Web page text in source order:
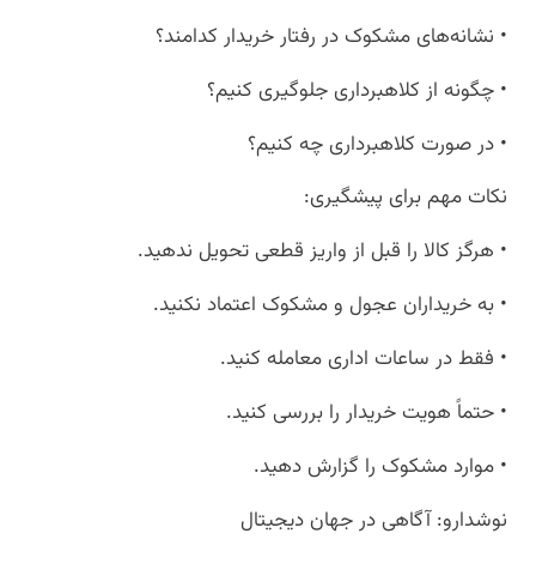
• نشانه‌های مشکوک در رفتار خریدار کدامند؟
• چگونه از کلاهبرداری جلوگیری کنیم؟
• در صورت کلاهبرداری چه کنیم؟
نکات مهم برای پیشگیری:
• هرگز کالا را قبل از واریز قطعی تحویل ندهید.
• به خریداران عجول و مشکوک اعتماد نکنید.
• فقط در ساعات اداری معامله کنید.
• حتماً هویت خریدار را بررسی کنید.
• موارد مشکوک را گزارش دهید.
نوشدارو: آگاهی در جهان دیجیتال